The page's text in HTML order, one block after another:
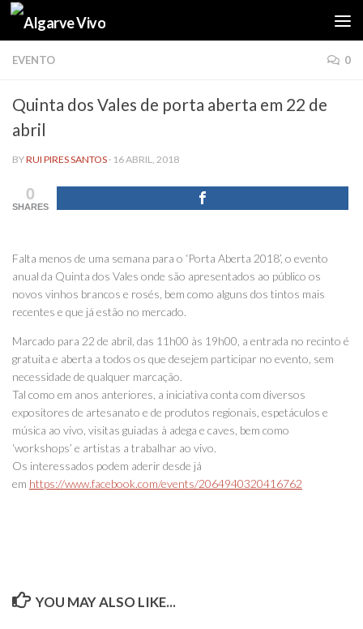
Skip to content
EVENTO 0
Quinta dos Vales de porta aberta em 22 de
abril
BYRUI PIRES SANTOS · 16 ABRIL, 2018
0
SHARES
Falta menos de uma semana para o ‘Porta Aberta 2018’, o evento
anual da Quinta dos Vales onde são apresentados ao público os
novos vinhos brancos e rosés, bem como alguns dos tintos mais
recentes e que já estão no mercado.
Marcado para 22 de abril, das 11h00 às 19h00, a entrada no recinto é
gratuita e aberta a todos os que desejem participar no evento, sem
necessidade de qualquer marcação.
Tal como em anos anteriores, a iniciativa conta com diversos
expositores de artesanato e de produtos regionais, espetáculos e
música ao vivo, visitas guiadas à adega e caves, bem como
‘workshops’ e artistas a trabalhar ao vivo.
Os interessados podem aderir desde já
em https://www.facebook.com/events/2064940320416762
YOU MAY ALSO LIKE...